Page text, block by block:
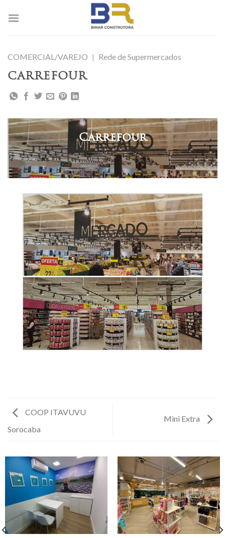
COMERCIAL/VAREJO | Rede de Supermercados
CARREFOUR
Carrefour
COOP ITAVUVU
Sorocaba
Mini Extra